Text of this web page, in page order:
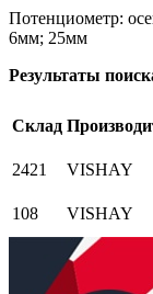
Потенциометр:
6мм; 25мм
Результаты
Склад
2421 VISHAY
108 VISHAY